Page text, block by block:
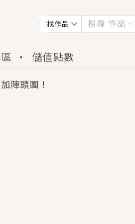
找作品
儲值點數
陣頭團！
與獨享福利！
！前夫失憶移情別戀，她頭
兩位少女，今夏最推純愛GL
力，已中毒Σ>―(〃°ω°〃)♡→
竟是屬於他的停屍櫃？！
他的一生將不由自主追逐著